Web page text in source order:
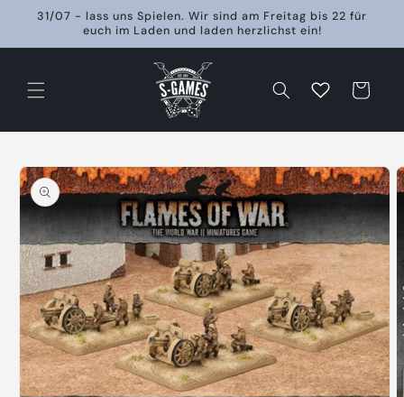
zum
31/07 - lass uns Spielen. Wir sind am Freitag bis 22 für
euch im Laden und laden herzlichst ein!
Warenkorb